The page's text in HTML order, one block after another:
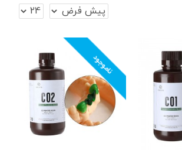
ناموجود